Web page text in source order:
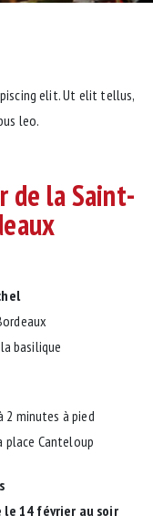
elit. Ut elit tellus,
leo.
de la Saint-
basilique
2 minutes à pied
Canteloup
14 février au soir